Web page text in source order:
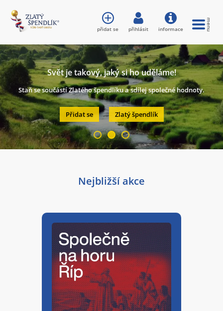
Nejbližší akce
Svět je takový, jaký si ho uděláme!
Staň se součástí Zlatého špendlíku a sdílej společné hodnoty.
Přidat se Zlatý špendlík
přidat se přihlásit informace